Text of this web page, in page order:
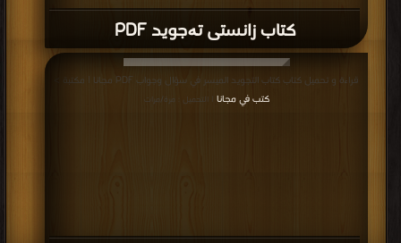
كتاب زانستی تەجوید PDF
قراءة و تحميل كتاب كتاب التجويد الميسر في سؤال وجواب PDF مجانا | مكتبة >
كتب في مجانا | التحميل : مرة/مرات